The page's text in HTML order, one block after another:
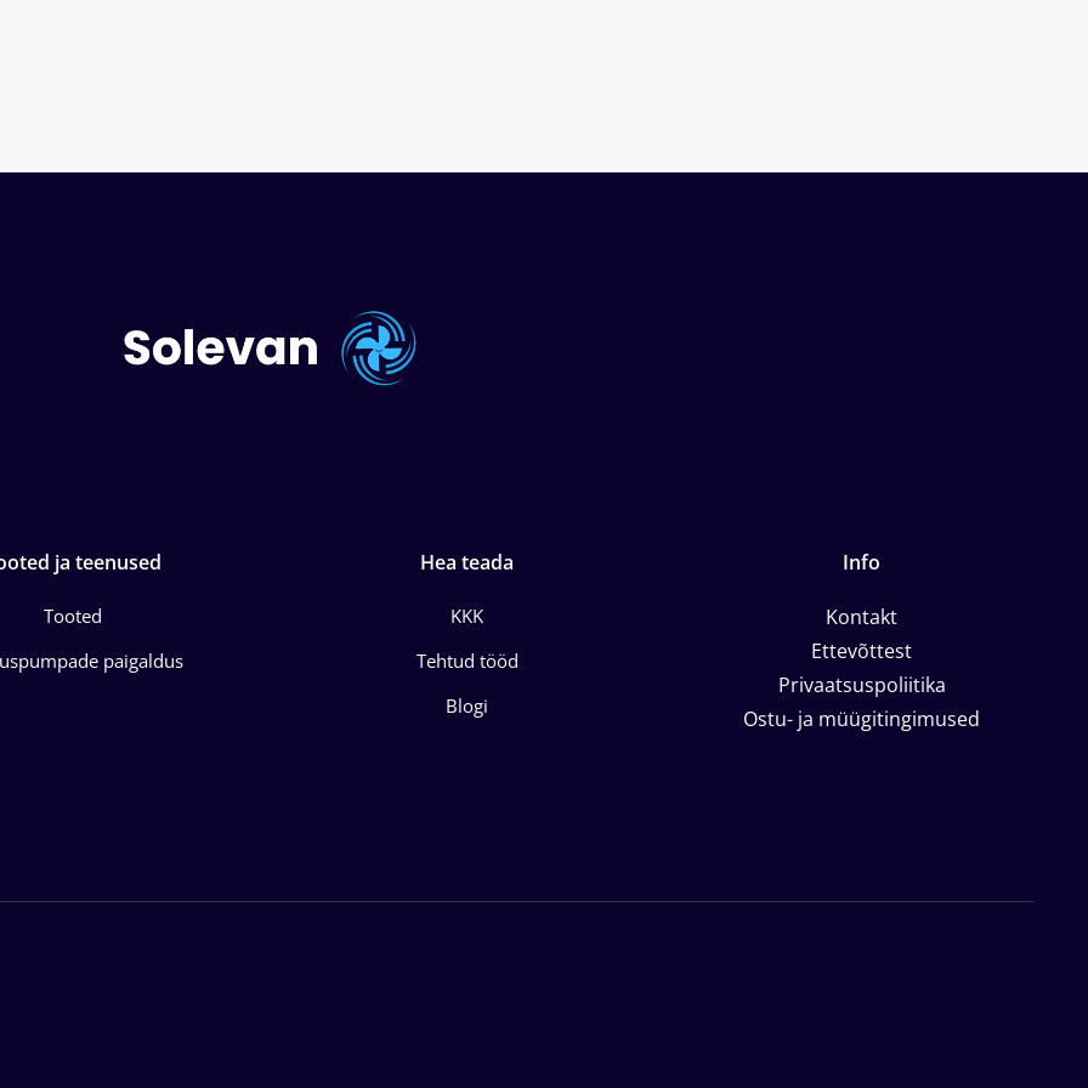
ja teenused
Tooted
paigaldus
Hea teada
KKK
Tehtud tööd
Blogi
Info
Kontakt
Ettevõttest
Privaatsuspoliitika
Ostu- ja müügitingimused